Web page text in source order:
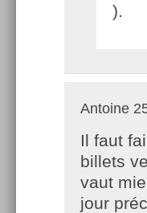
).
Antoine
Il faut
billets
vaut
jour